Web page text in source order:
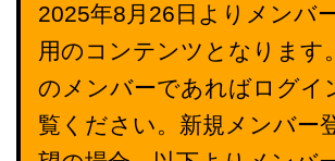
2025年8月26日よりメンバ
用のコンテンツとなります
のメンバーであればログイ
覧ください。新規メンバー